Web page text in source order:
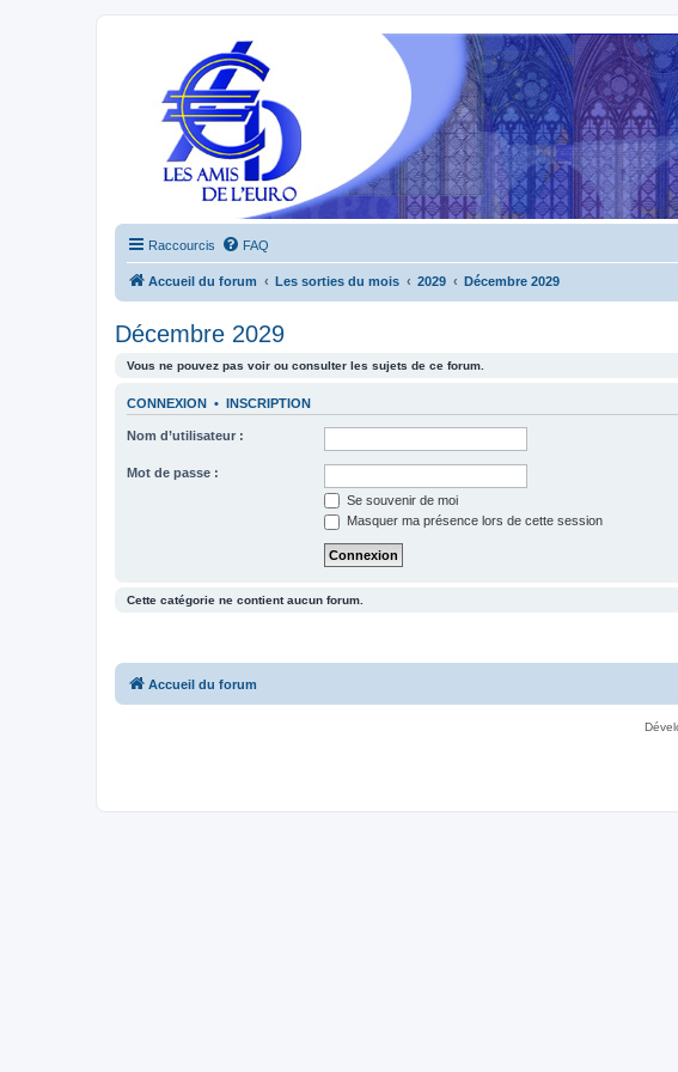
Raccourcis FAQ
Accueil du forum Les sorties du mois 2029 Décembre 2029
Décembre 2029
Vous ne pouvez pas voir ou consulter les sujets de ce forum.
CONNEXION • INSCRIPTION
Nom d’utilisateur :
Mot de passe :
Se souvenir de moi
Masquer ma présence lors de cette session
Cette catégorie ne contient aucun forum.
Accueil du forum